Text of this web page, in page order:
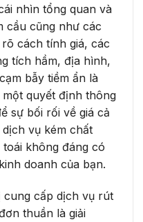
nhìn tổng quan và
cầu cũng như các
cách tính giá, các
tích hầm, địa hình,
bẫy tiềm ẩn là
quyết định thông
sự bối rối về giá cả
vụ kém chất
không đáng có
doanh của bạn.
cấp dịch vụ rút
thuần là giải